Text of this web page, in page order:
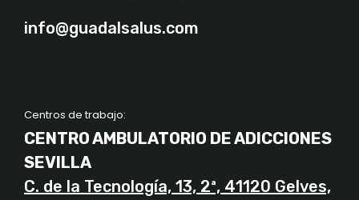
info@guadalsalus.com
Centros de trabajo:
CENTRO AMBULATORIO DE ADICCIONES
SEVILLA
C. de la Tecnología, 13, 2ª, 41120 Gelves,